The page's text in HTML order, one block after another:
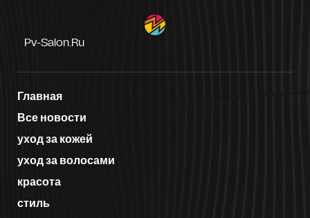
Pv-Salon.ru
Главная
Все новости
уход за кожей
уход за волосами
красота
стиль